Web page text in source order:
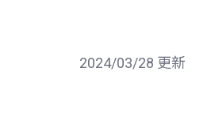
2024/03/28 更新